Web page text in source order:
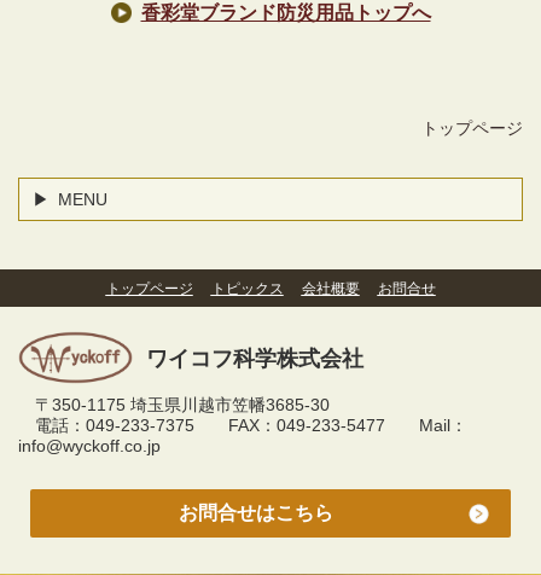
香彩堂ブランド防災用品トップへ
トップページ
MENU
トップページ トピックス 会社概要 お問合せ
ワイコフ科学株式会社
〒350-1175 埼玉県川越市笠幡3685-30
電話：049-233-7375 FAX：049-233-5477 Mail：
info@wyckoff.co.jp
お問合せはこちら